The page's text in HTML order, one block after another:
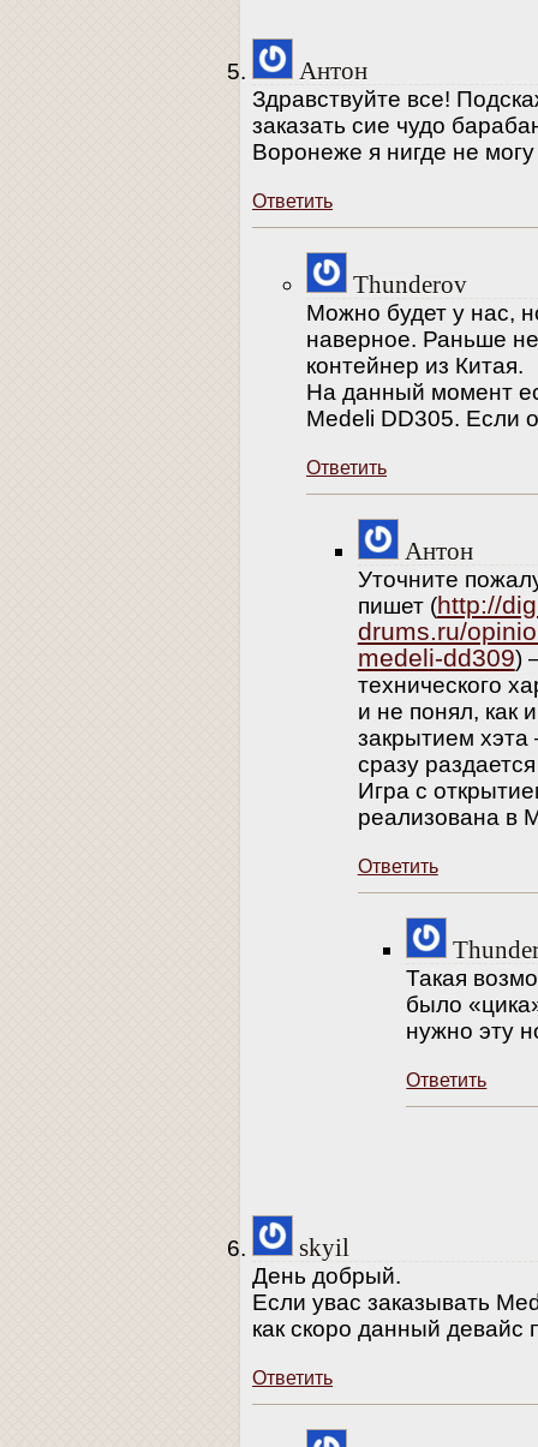
Антон
Здравствуйте все!
заказать сие чудо
Воронеже я нигде не
Ответить
Thunderov
Можно будет у нас,
наверное. Раньше
контейнер из Китая.
На данный момент
Medeli DD305. Если
Ответить
Антон
Уточните
пишет (http://
drums.ru/
medeli-dd309)
технического
и не понял, как
закрытием
сразу
Игра с
реализована в
Ответить
Такая
было
нужно эту
Ответить
skyil
День добрый.
Если увас заказывать
как скоро данный девайс
Ответить